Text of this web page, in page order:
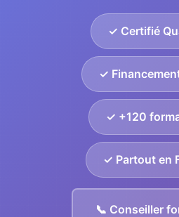
✓ Certifié
✓
✓ +120
✓ Partout en
📞 Conseiller